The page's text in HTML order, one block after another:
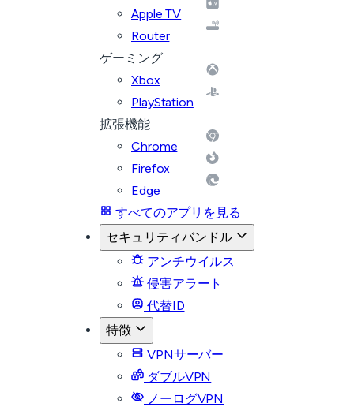
Apple TV
Router
ゲーミング
Xbox
PlayStation
拡張機能
Chrome
Firefox
Edge
すべてのアプリを見る
セキュリティバンドル
アンチウイルス
侵害アラート
代替ID
特徴
VPNサーバー
ダブルVPN
ノーログVPN